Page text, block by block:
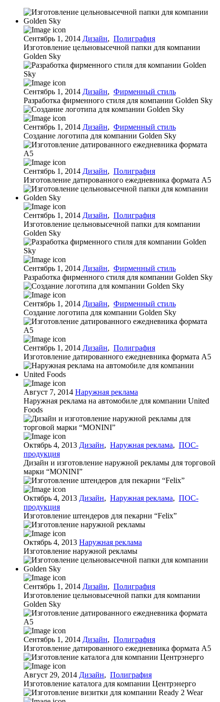
Сентябрь 1, 2014 Дизайн, Полиграфия
Изготовление цельновысечной папки для компании
Golden Sky
Сентябрь 1, 2014 Дизайн, Фирменный стиль
Разработка фирменного стиля для компании Golden Sky
Сентябрь 1, 2014 Дизайн, Фирменный стиль
Создание логотипа для компании Golden Sky
Сентябрь 1, 2014 Дизайн, Полиграфия
Изготовление датированного ежедневника формата А5
Сентябрь 1, 2014 Дизайн, Полиграфия
Изготовление цельновысечной папки для компании
Golden Sky
Сентябрь 1, 2014 Дизайн, Фирменный стиль
Разработка фирменного стиля для компании Golden Sky
Сентябрь 1, 2014 Дизайн, Фирменный стиль
Создание логотипа для компании Golden Sky
Сентябрь 1, 2014 Дизайн, Полиграфия
Изготовление датированного ежедневника формата А5
Август 7, 2014 Наружная реклама
Наружная реклама на автомобиле для компании United
Foods
Октябрь 4, 2013 Дизайн, Наружная реклама, ПОС-
продукция
Дизайн и изготовление наружной рекламы для торговой
марки “MONINI”
Октябрь 4, 2013 Дизайн, Наружная реклама, ПОС-
продукция
Изготовление штендеров для пекарни “Felix”
Октябрь 4, 2013 Наружная реклама
Изготовление наружной рекламы
Сентябрь 1, 2014 Дизайн, Полиграфия
Изготовление цельновысечной папки для компании
Golden Sky
Сентябрь 1, 2014 Дизайн, Полиграфия
Изготовление датированного ежедневника формата А5
Август 29, 2014 Дизайн, Полиграфия
Изготовление каталога для компании Центрэнерго